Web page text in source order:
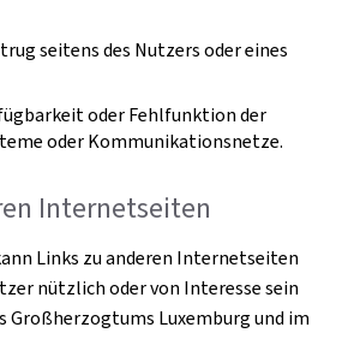
seitens des Nutzers oder eines
oder Fehlfunktion der
oder Kommunikationsnetze.
Internetseiten
Links zu anderen Internetseiten
nützlich oder von Interesse sein
Großherzogtums Luxemburg und im